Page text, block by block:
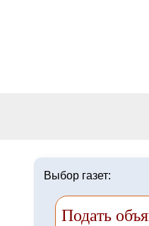
Выбор газет:
Подать